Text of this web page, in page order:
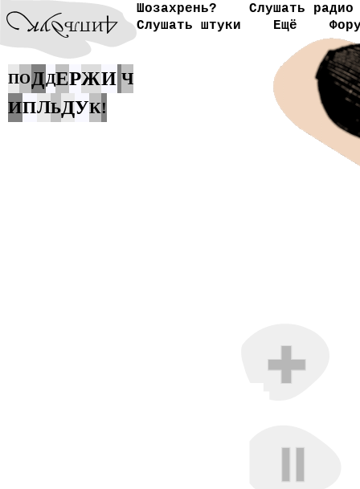
Шозахрень?
Слушать радио
Слушать штуки
Ещё
ПО ДДЕРЖИ Ч
ИПЛЬДУК!